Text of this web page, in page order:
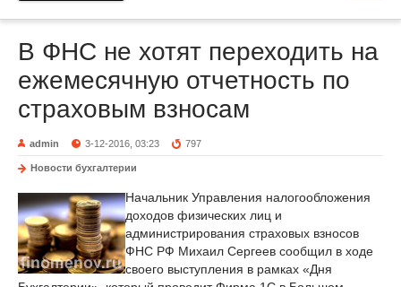
В ФНС не хотят переходить на
ежемесячную отчетность по
страховым взносам
admin 3-12-2016, 03:23 797
Новости бухгалтерии
Начальник Управления налогообложения
доходов физических лиц и
администрирования страховых взносов
ФНС РФ Михаил Сергеев сообщил в ходе
своего выступления в рамках «Дня